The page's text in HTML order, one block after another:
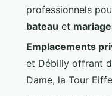
professionnels
bateau et
Emplacements
et Débilly offrant
Dame, la Tour